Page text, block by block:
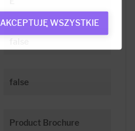
false
Product Brochure
AKCEPTUJĘ WSZYSTKIE